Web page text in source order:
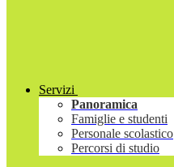
Servizi
Panoramica
Famiglie e studenti
Personale scolastico
Percorsi di studio